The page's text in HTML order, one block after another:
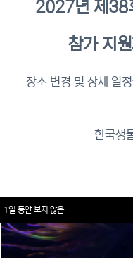
이수증명서 확
2027년 제38
참가 지
장소 변경 및 상세 일
한국생
1일 동안 보지 않음